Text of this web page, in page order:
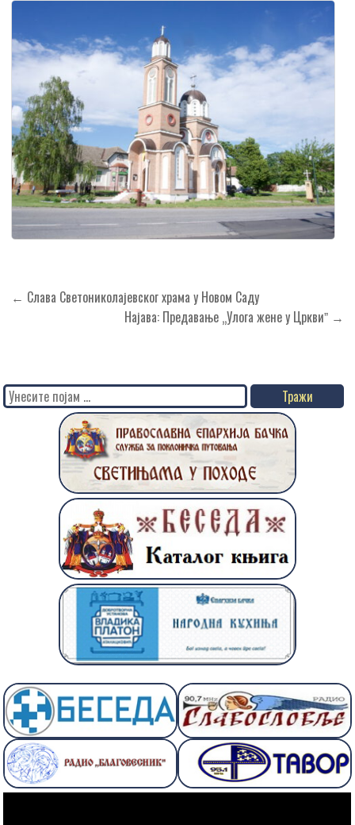
Кретање
← Слава Светониколајевског храма у Новом Саду
Најава: Предавање „Улога жене у Црквиˮ →
Search
for: